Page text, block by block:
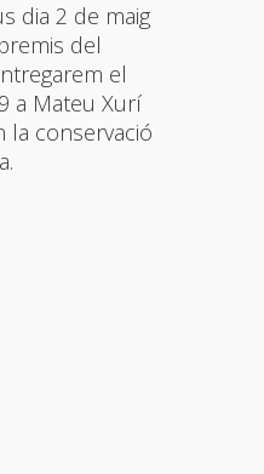
dia 2 de maig
del
el
a Mateu Xurí
la conservació